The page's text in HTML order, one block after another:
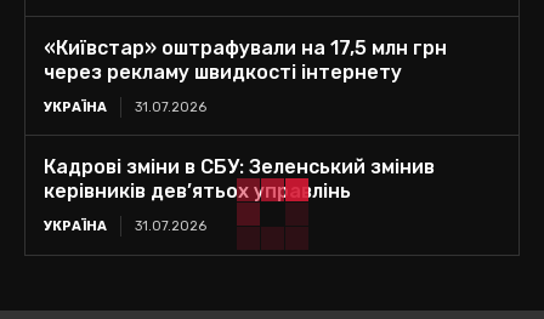
«Київстар» оштрафували на 17,5 млн грн
через рекламу швидкості інтернету
УКРАЇНА 31.07.2026
Кадрові зміни в СБУ: Зеленський змінив
керівників дев’ятьох управлінь
УКРАЇНА 31.07.2026